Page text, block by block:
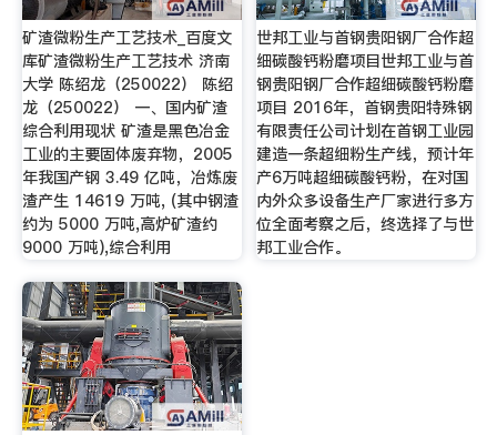
矿渣微粉生产工艺技术_百度文
库矿渣微粉生产工艺技术 济南
大学 陈绍龙（250022） 陈绍
龙（250022） 一、国内矿渣
综合利用现状 矿渣是黑色冶金
工业的主要固体废弃物，2005
年我国产钢 3.49 亿吨，冶炼废
渣产生 14619 万吨, (其中钢渣
约为 5000 万吨,高炉矿渣约
9000 万吨),综合利用
世邦工业与首钢贵阳钢厂合作超
细碳酸钙粉磨项目世邦工业与首
钢贵阳钢厂合作超细碳酸钙粉磨
项目 2016年，首钢贵阳特殊钢
有限责任公司计划在首钢工业园
建造一条超细粉生产线，预计年
产6万吨超细碳酸钙粉，在对国
内外众多设备生产厂家进行多方
位全面考察之后，终选择了与世
邦工业合作。